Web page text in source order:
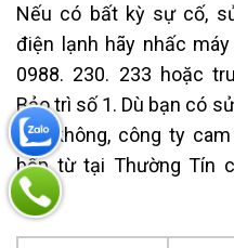
Nếu có bất kỳ sự cố,
điện lạnh hãy nhấc
0988. 230. 233 hoặc
Bảo trì số 1. Dù bạn có
hay không, công ty
bếp từ tại Thường Tín
bạn.